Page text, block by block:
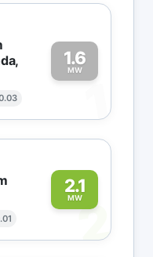
1.6
MW
1
2.1
MW
2